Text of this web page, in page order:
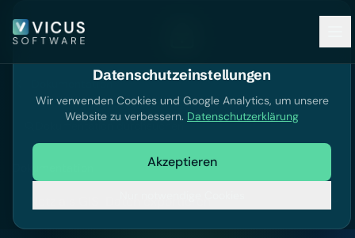
Dokumentation
Dokumentation durchsuchen
Datenschutzeinstellungen
Wir verwenden Cookies und Google Analytics, um unsere
Website zu verbessern. Datenschutzerklärung
Akzeptieren